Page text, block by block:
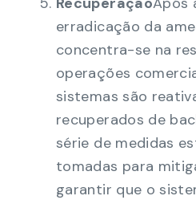
erradicação da
concentra-se na
operações
sistemas são
recuperados de
série de medidas
tomadas para
garantir que o